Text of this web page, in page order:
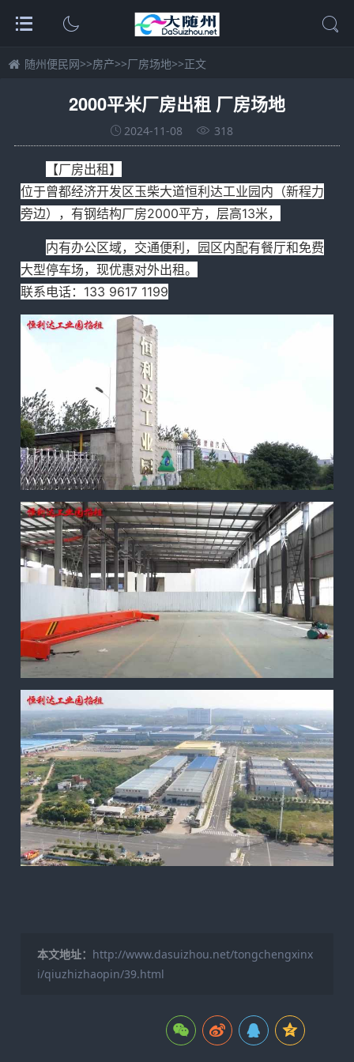
随州便民网>>房产>>厂房场地>>正文
2000平米厂房出租 厂房场地
2024-11-08 318
【厂房出租】
位于曾都经济开发区玉柴大道恒利达工业园内（新程力
旁边），有钢结构厂房2000平方，层高13米，
内有办公区域，交通便利，园区内配有餐厅和免费
大型停车场，现优惠对外出租。
联系电话：133 9617 1199
本文地址： http://www.dasuizhou.net/tongchengxinx
i/qiuzhizhaopin/39.html